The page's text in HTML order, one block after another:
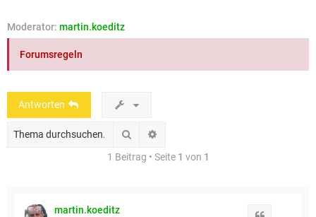
Moderator: martin.koeditz
Forumsregeln
Antworten
Suche
1 Beitrag • Seite 1 von 1
martin.koeditz